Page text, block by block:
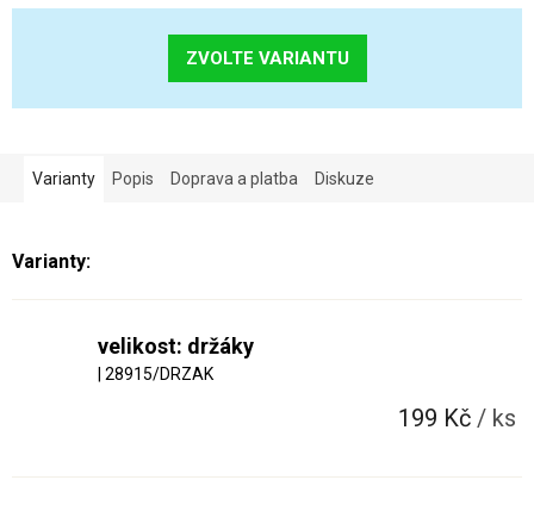
ZVOLTE VARIANTU
Varianty Popis Doprava a platba Diskuze
velikost: držáky
| 28915/DRZAK
199 Kč / ks